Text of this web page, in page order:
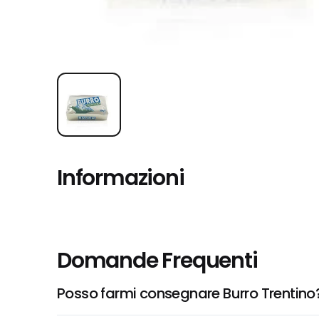
Informazioni
Domande Frequenti
Posso farmi consegnare Burro